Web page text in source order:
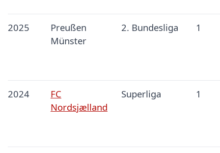
2025
Preußen
Münster
2. Bundesliga 1
2024
FC
Nordsjælland
Superliga 1